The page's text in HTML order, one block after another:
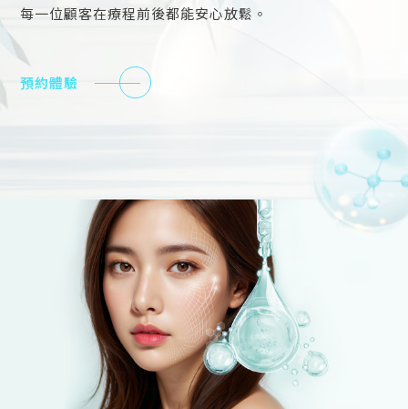
每一位顧客在療程前後都能安心放鬆。
預約體驗